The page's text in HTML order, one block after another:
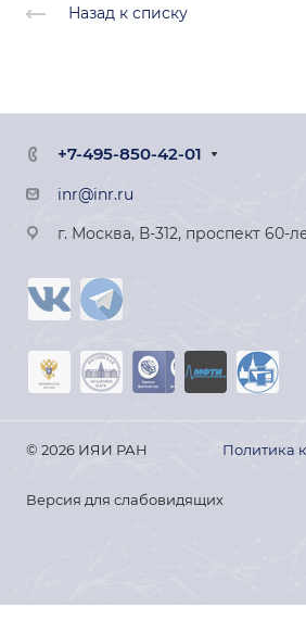
Назад к списку
+7-495-850-42-01
inr@inr.ru
г. Москва, В-312, проспект 60-
© 2026 ИЯИ РАН Политика
Версия для слабовидящих